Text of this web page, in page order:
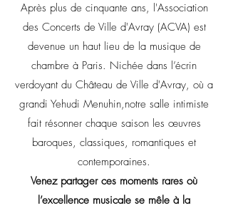
Après plus de cinquante ans, l'Association
des Concerts de Ville d'Avray (ACVA) est
devenue un haut lieu de la musique de
chambre à Paris. Nichée dans l’écrin
verdoyant du Château de Ville d'Avray, où a
grandi Yehudi Menuhin,notre salle intimiste
fait résonner chaque saison les œuvres
baroques, classiques, romantiques et
contemporaines.
Venez partager ces moments rares où
l’excellence musicale se mêle à la